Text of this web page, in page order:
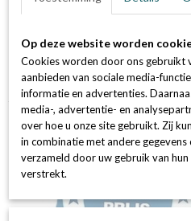
Home > Luchtfilters Paneelfilters
Paneelfilters met stalen kader
> G4/
G4 / coarse 60% - 287 x 592 x 48 mm
Op deze website worden
Cookies worden door ons gebruikt
aanbieden van sociale media-
informatie en advertenties.
media-, advertentie- en
over hoe u onze site gebruikt. Zij
in combinatie met andere gegevens
verzameld door uw gebruik van
verstrekt.